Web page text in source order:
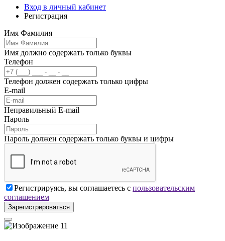
Вход в личный кабинет
Регистрация
Имя Фамилия
Имя должно содержать только буквы
Телефон
Телефон должен содержать только цифры
E-mail
Неправильный E-mail
Пароль
Пароль должен содержать только буквы и цифры
Регистрируясь, вы соглашаетесь с пользовательским
соглашением
Зарегистрироваться